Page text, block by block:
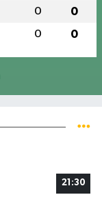
0 0
0 0
21:30